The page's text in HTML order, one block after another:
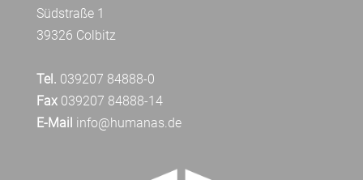
Südstraße 1
39326 Colbitz
Tel. 039207 84888-0
Fax039207 84888-14
E-Mail info@humanas.de